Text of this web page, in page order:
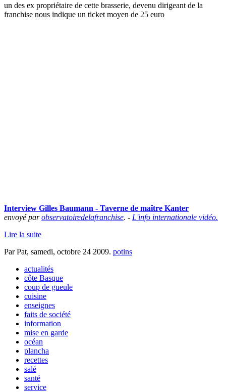
un des ex propriétaire de cette brasserie, devenu dirigeant de la
franchise nous indique un ticket moyen de 25 euro
Interview Gilles Baumann - Taverne de maître Kanter
envoyé parobservatoiredelafranchise. - L'info internationale vidéo.
Lire la suite
Par Pat, samedi, octobre 24 2009. potins
actualités
côte Basque
coup de gueule
cuisine
enseignes
faits de société
information
mise en garde
océan
plancha
recettes
salé
santé
service